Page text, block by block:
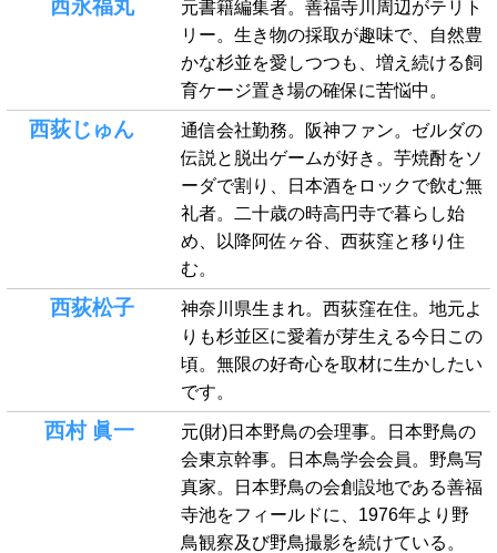
西永福丸
元書籍編集者。善福寺川周辺がテリト
リー。生き物の採取が趣味で、自然豊
かな杉並を愛しつつも、増え続ける飼
育ケージ置き場の確保に苦悩中。
西荻じゅん
通信会社勤務。阪神ファン。ゼルダの
伝説と脱出ゲームが好き。芋焼酎をソ
ーダで割り、日本酒をロックで飲む無
礼者。二十歳の時高円寺で暮らし始
め、以降阿佐ヶ谷、西荻窪と移り住
む。
西荻松子
神奈川県生まれ。西荻窪在住。地元よ
りも杉並区に愛着が芽生える今日この
頃。無限の好奇心を取材に生かしたい
です。
西村 眞一
元(財)日本野鳥の会理事。日本野鳥の
会東京幹事。日本鳥学会会員。野鳥写
真家。日本野鳥の会創設地である善福
寺池をフィールドに、1976年より野
鳥観察及び野鳥撮影を続けている。